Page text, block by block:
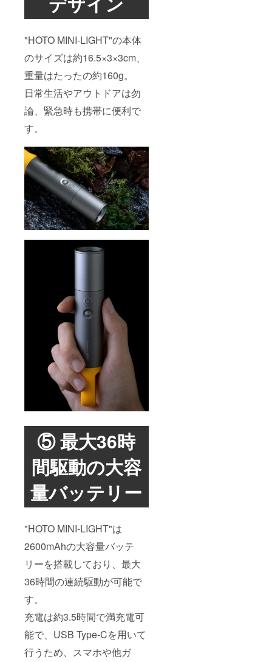
"HOTO MINI-LIGHT"の本体
のサイズは約16.5×3×3cm、
重量はたったの約160g。
日常生活やアウトドアは勿
論、緊急時も携帯に便利で
す。
⑤ 最大36時
間駆動の大容
量バッテリー
"HOTO MINI-LIGHT"は
2600mAhの大容量バッテ
リーを搭載しており、最大
36時間の連続駆動が可能で
す。
充電は約3.5時間で満充電可
能で、USB Type-Cを用いて
行うため、スマホや他ガ